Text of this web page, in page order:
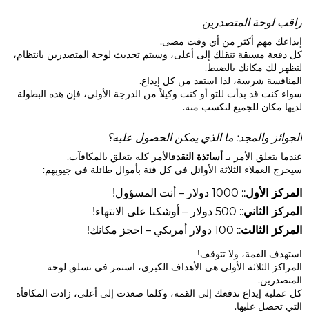
راقب لوحة المتصدرين
إيداعك مهم أكثر من أي وقت مضى.
كل دفعة مسبقة تنقلك إلى أعلى، وسيتم تحديث لوحة المتصدرين بانتظام،
لتظهر لك مكانك بالضبط.
المنافسة شرسة، لذا استفد من كل إيداع.
سواء كنت قد بدأت للتو أو كنت وكيلاً من الدرجة الأولى، فإن هذه البطولة
لديها مكان للجميع لتكسب منه.
الجوائز والمجد: ما الذي يمكن الحصول عليه؟
عندما يتعلق الأمر بـأساتذة النقدفالأمر كله يتعلق بالمكافآت.
سيخرج العملاء الثلاثة الأوائل في كل فئة بأموال طائلة في جيوبهم:
المركز الأول:: 1000 دولار – أنت المسؤول!
المركز الثاني:: 500 دولار – أوشكنا على الانتهاء!
المركز الثالث:: 100 دولار أمريكي – احجز مكانك!
استهدف القمة، ولا تتوقف!
المراكز الثلاثة الأولى هي الأهداف الكبرى، استمر في تسلق لوحة
المتصدرين.
كل عملية إيداع تدفعك إلى القمة، وكلما صعدت إلى أعلى، زادت المكافأة
التي تحصل عليها.